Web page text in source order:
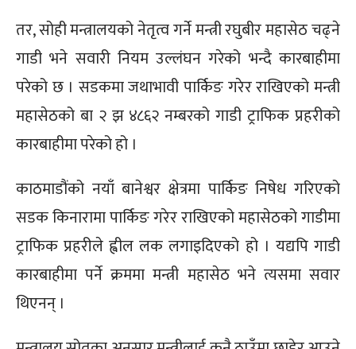
तर, सोही मन्त्रालयको नेतृत्व गर्ने मन्त्री रघुबीर महासेठ चढ्ने
गाडी भने सवारी नियम उल्लंघन गरेको भन्दै कारबाहीमा
परेको छ । सडकमा जथाभावी पार्किङ गरेर राखिएको मन्त्री
महासेठको बा २ झ ४८६२ नम्बरको गाडी ट्राफिक प्रहरीको
कारबाहीमा परेको हो ।
काठमाडौंको नयाँ बानेश्वर क्षेत्रमा पार्किङ निषेध गरिएको
सडक किनारामा पार्किङ गरेर राखिएको महासेठको गाडीमा
ट्राफिक प्रहरीले ह्वील लक लगाइदिएको हो । यद्यपि गाडी
कारबाहीमा पर्ने क्रममा मन्त्री महासेठ भने त्यसमा सवार
थिएनन् ।